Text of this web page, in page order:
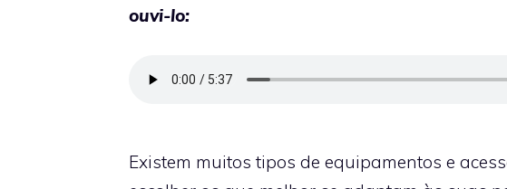
ouvi-lo:
Existem muitos tipos de equipamentos e